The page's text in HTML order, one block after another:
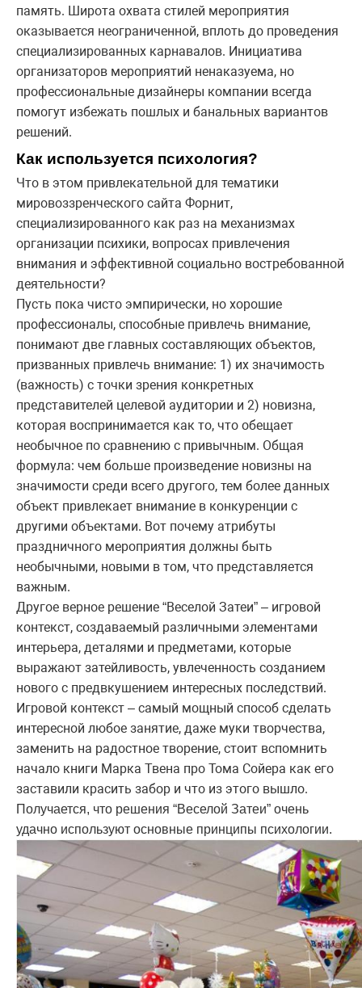
память. Широта охвата стилей мероприятия
оказывается неограниченной, вплоть до проведения
специализированных карнавалов. Инициатива
организаторов мероприятий ненаказуема, но
профессиональные дизайнеры компании всегда
помогут избежать пошлых и банальных вариантов
решений.
Как используется психология?
Что в этом привлекательной для тематики
мировоззренческого сайта Форнит,
специализированного как раз на механизмах
организации психики, вопросах привлечения
внимания и эффективной социально востребованной
деятельности?
Пусть пока чисто эмпирически, но хорошие
профессионалы, способные привлечь внимание,
понимают две главных составляющих объектов,
призванных привлечь внимание: 1) их значимость
(важность) с точки зрения конкретных
представителей целевой аудитории и 2) новизна,
которая воспринимается как то, что обещает
необычное по сравнению с привычным. Общая
формула: чем больше произведение новизны на
значимости среди всего другого, тем более данных
объект привлекает внимание в конкуренции с
другими объектами. Вот почему атрибуты
праздничного мероприятия должны быть
необычными, новыми в том, что представляется
важным.
Другое верное решение “Веселой Затеи” – игровой
контекст, создаваемый различными элементами
интерьера, деталями и предметами, которые
выражают затейливость, увлеченность созданием
нового с предвкушением интересных последствий.
Игровой контекст – самый мощный способ сделать
интересной любое занятие, даже муки творчества,
заменить на радостное творение, стоит вспомнить
начало книги Марка Твена про Тома Сойера как его
заставили красить забор и что из этого вышло.
Получается, что решения “Веселой Затеи” очень
удачно используют основные принципы психологии.